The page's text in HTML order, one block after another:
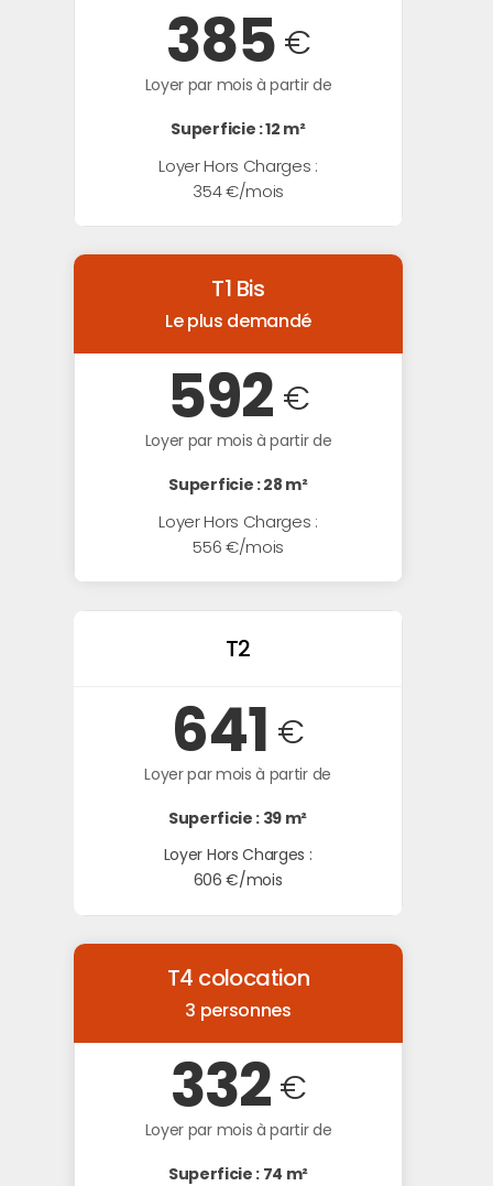
385 €
Loyer par mois à partir de
Superficie : 12 m²
Loyer Hors Charges :
354 €/mois
T1 Bis
Le plus demandé
592 €
Loyer par mois à partir de
Superficie : 28 m²
Loyer Hors Charges :
556 €/mois
T2
641 €
Loyer par mois à partir de
Superficie : 39 m²
Loyer Hors Charges :
606 €/mois
T4 colocation
3 personnes
332 €
Loyer par mois à partir de
Superficie : 74 m²